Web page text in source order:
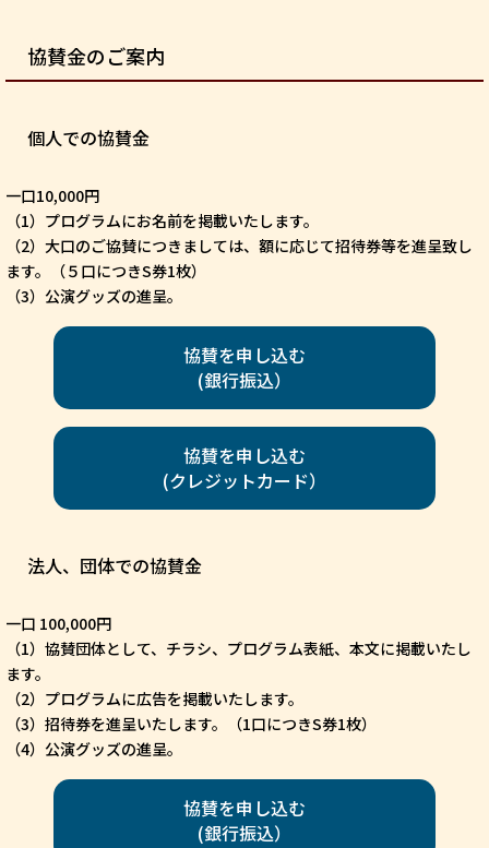
協賛金のご案内
個人での協賛金
一口10,000円
（1）プログラムにお名前を掲載いたします。
（2）大口のご協賛につきましては、額に応じて招待券等を進呈致し
ます。（５口につきS券1枚）
（3）公演グッズの進呈。
協賛を申し込む
(銀行振込）
協賛を申し込む
(クレジットカード）
法人、団体での協賛金
一口 100,000円
（1）協賛団体として、チラシ、プログラム表紙、本文に掲載いたし
ます。
（2）プログラムに広告を掲載いたします。
（3）招待券を進呈いたします。（1口につきS券1枚）
（4）公演グッズの進呈。
協賛を申し込む
(銀行振込）